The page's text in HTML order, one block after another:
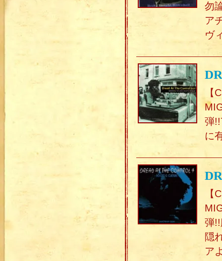
勿
ア
ヴ
【
弾
に
【
弾
隠
ア